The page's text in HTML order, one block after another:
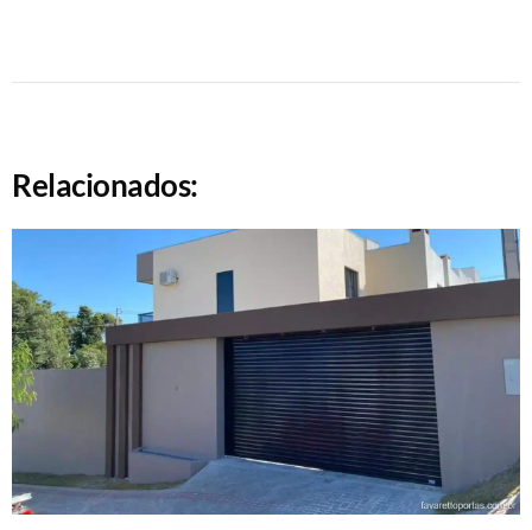
Relacionados: